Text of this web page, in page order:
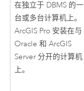
在独立于 DBMS 的一
台或多台计算机上。
ArcGIS Pro 安装在与
Oracle 和ArcGIS
Server 分开的计算机
上。